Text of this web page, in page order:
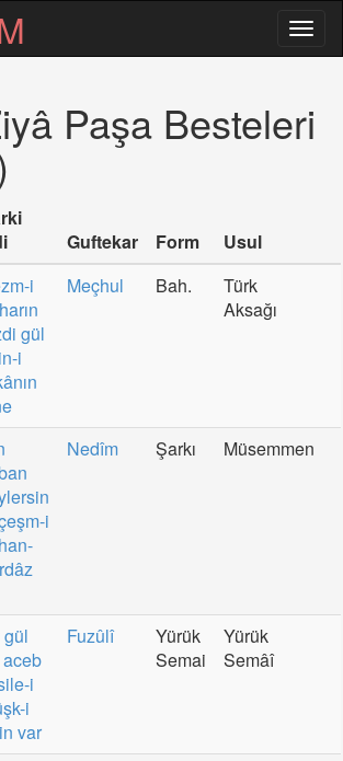
Paşa Besteleri
Guftekar Form
Usul
i
gül
i
Meçhul Bah.
Türk
Aksağı
i
Nedîm Şarkı Müsemmen
gül
i
i
var
Fuzûlî
Yürük
Semai
Yürük
Semâî